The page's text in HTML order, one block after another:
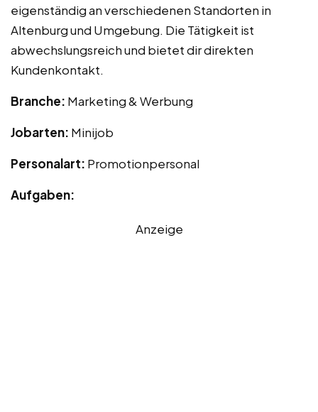
eigenständig an verschiedenen Standorten in
Altenburg und Umgebung. Die Tätigkeit ist
abwechslungsreich und bietet dir direkten
Kundenkontakt.
Branche: Marketing & Werbung
Jobarten: Minijob
Personalart: Promotionpersonal
Aufgaben:
Anzeige